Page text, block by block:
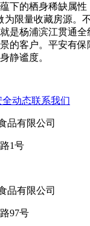
下的栖身稀缺属
为限量收藏房源
是杨浦滨江贯通
的客户。平安有
静谧度。
全动态联系我们
品有限公司
1号
品有限公司
97号